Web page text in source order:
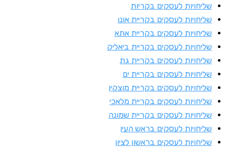
לעסקים בקריות
לעסקים בקריית אונו
לעסקים בקריית אתא
לעסקים בקריית ביאליק
לעסקים בקריית גת
לעסקים בקריית ים
לעסקים בקריית מוצקין
לעסקים בקריית מלאכי
לעסקים בקריית שמונה
לעסקים בראש העין
לעסקים בראשון לציון